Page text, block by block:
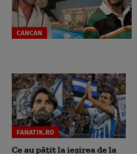
CANCAN
FANATIK.RO
Ce au pățit la ieșirea de la